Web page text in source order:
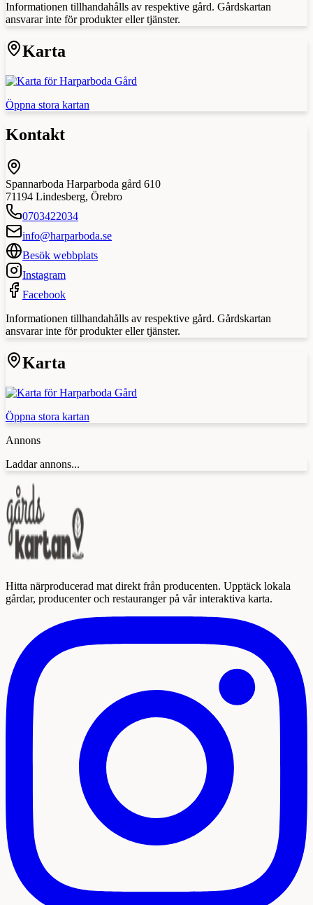
Informationen tillhandahålls av respektive gård. Gårdskartan
ansvarar inte för produkter eller tjänster.
Karta
Öppna stora kartan
Kontakt
Spannarboda Harparboda gård 610
71194 Lindesberg, Örebro
0703422034
info@harparboda.se
Besök webbplats
Instagram
Facebook
Informationen tillhandahålls av respektive gård. Gårdskartan
ansvarar inte för produkter eller tjänster.
Karta
Öppna stora kartan
Annons
Laddar annons...
Hitta närproducerad mat direkt från producenten. Upptäck lokala
gårdar, producenter och restauranger på vår interaktiva karta.